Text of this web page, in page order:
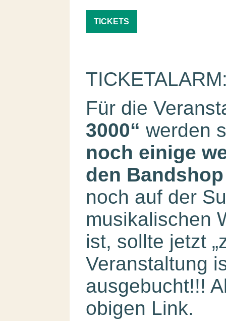
TICKETS
Für die
3000“ werden
noch einige
den Bandshop
noch auf der
musikalischen
ist, sollte jetzt
Veranstaltung
ausgebucht!!!
obigen Link.